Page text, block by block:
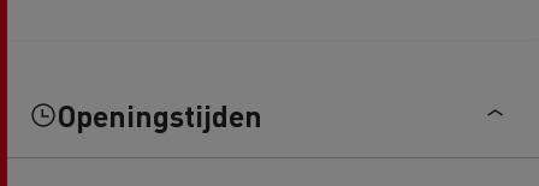
Openingstijden